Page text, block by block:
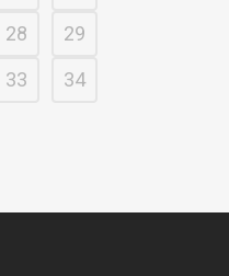
28
29
33
34